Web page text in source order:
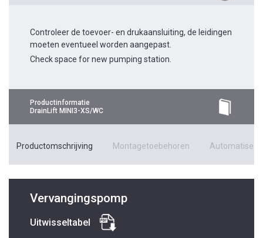
Controleer de toevoer- en drukaansluiting, de leidingen
moeten eventueel worden aangepast.
Check space for new pumping station.
Productinformatie
DrainLift MINI3-XS/WC
Productomschrijving Montagetoebehoren
Vervangingspomp
Uitwisseltabel